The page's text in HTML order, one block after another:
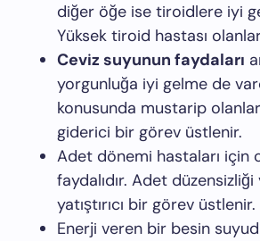
diğer öğe ise tiroidlere iyi
Yüksek tiroid hastası
Ceviz suyunun faydaları
yorgunluğa iyi gelme de
konusunda mustarip
giderici bir görev üstlenir.
Adet dönemi hastaları için
faydalıdır. Adet düzensizliği
yatıştırıcı bir görev üstlenir.
Enerji veren bir besin